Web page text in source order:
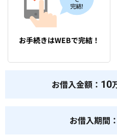
お手続きはWEBで完結！
お借入金額： 10
お借入期間：